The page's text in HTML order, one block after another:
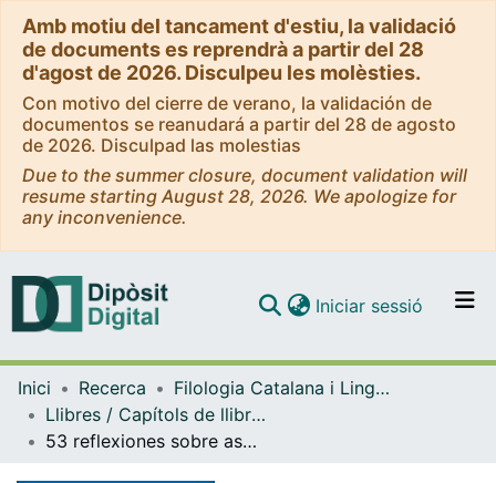
Amb motiu del tancament d'estiu, la validació
de documents es reprendrà a partir del 28
d'agost de 2026. Disculpeu les molèsties.
Con motivo del cierre de verano, la validación de
documentos se reanudará a partir del 28 de agosto
de 2026. Disculpad las molestias
Due to the summer closure, document validation will
resume starting August 28, 2026. We apologize for
any inconvenience.
Navega per tot el DD
Iniciar sessió (current)
Inici Recerca
Filologia Catalana i Lingüística General
Llibres / Capítols de llibre (Filologia Catalana i Lingüística General)
53 reflexiones sobre aspectos de la fonética y otros temas de lingüística